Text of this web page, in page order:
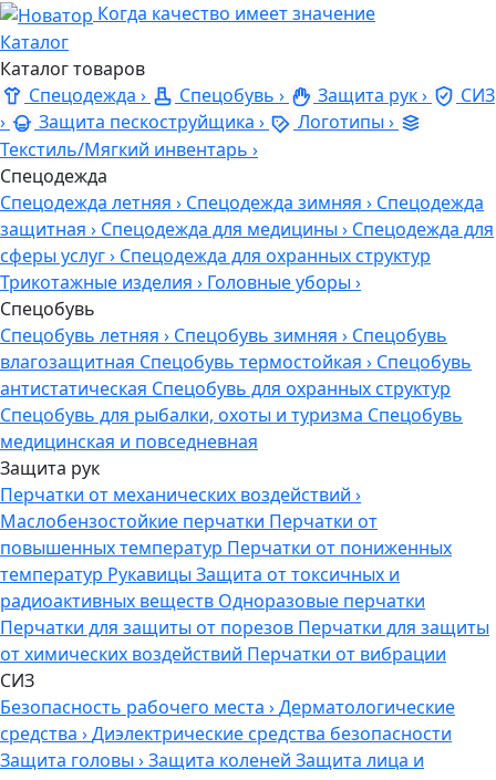
Когда качество имеет значение
Каталог
Каталог товаров
Спецодежда › Спецобувь › Защита рук›
СИЗ
›
Защита пескоструйщика › Логотипы ›
Текстиль/Мягкий инвентарь ›
Спецодежда
Спецодежда летняя › Спецодежда зимняя › Спецодежда
защитная › Спецодежда для медицины › Спецодежда для
сферы услуг› Спецодежда для охранных структур
Трикотажные изделия › Головные уборы ›
Спецобувь
Спецобувь летняя › Спецобувь зимняя › Спецобувь
влагозащитная Спецобувь термостойкая › Спецобувь
антистатическая Спецобувь для охранных структур
Спецобувь для рыбалки, охоты и туризма Спецобувь
медицинская и повседневная
Защита рук
Перчатки от механических воздействий ›
Маслобензостойкие перчатки Перчатки от
повышенных температур Перчатки от пониженных
температур Рукавицы Защита от токсичных и
радиоактивных веществ Одноразовые перчатки
Перчатки для защиты от порезов Перчатки для защиты
от химических воздействий Перчатки от вибрации
СИЗ
Безопасность рабочего места ›Дерматологические
средства ›Диэлектрические средства безопасности
Защита головы ›Защита коленей Защита лица и